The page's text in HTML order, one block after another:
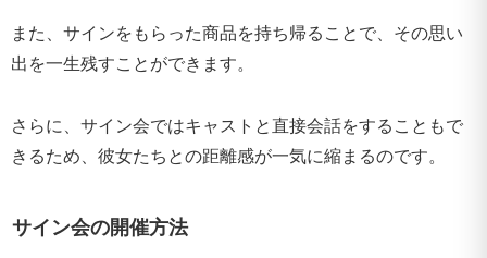
また、サインをもらった商品を持ち帰ることで、その思い
出を一生残すことができます。
さらに、サイン会ではキャストと直接会話をすることもで
きるため、彼女たちとの距離感が一気に縮まるのです。
サイン会の開催方法